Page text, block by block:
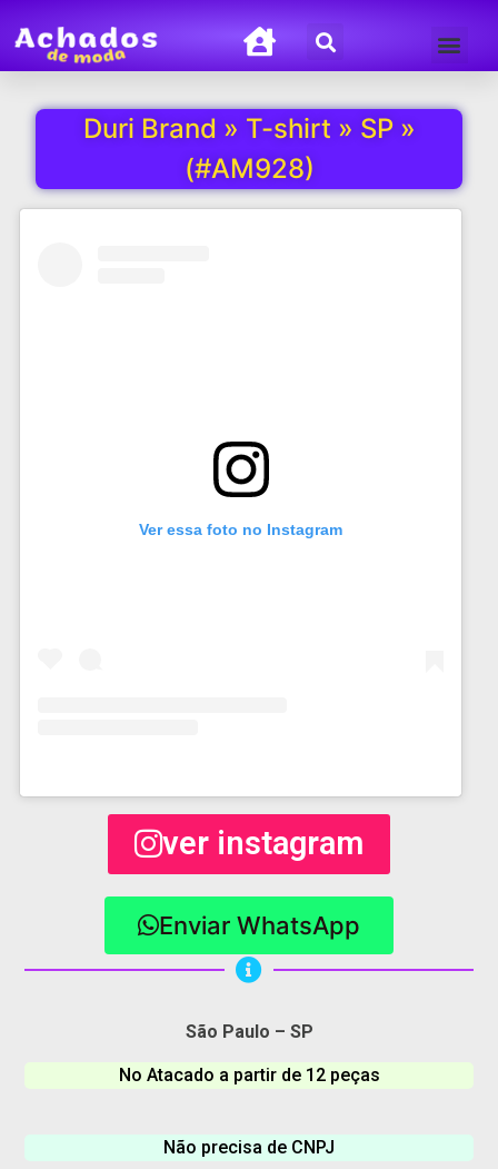
Duri Brand » T-shirt » SP »
(#AM928)
Ver essa foto no Instagram
ver instagram
Enviar WhatsApp
São Paulo – SP
No Atacado a partir de 12 peças
Não precisa de CNPJ